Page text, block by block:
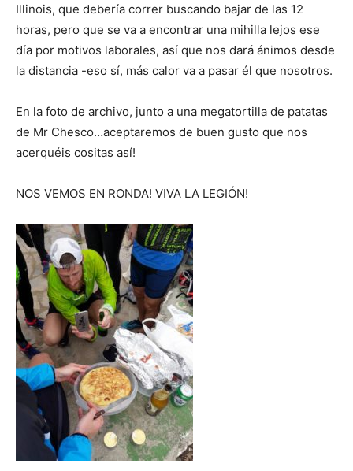
Illinois, que debería correr buscando bajar de las 12
horas, pero que se va a encontrar una mihilla lejos ese
día por motivos laborales, así que nos dará ánimos desde
la distancia -eso sí, más calor va a pasar él que nosotros.
En la foto de archivo, junto a una megatortilla de patatas
de Mr Chesco…aceptaremos de buen gusto que nos
acerquéis cositas así!
NOS VEMOS EN RONDA! VIVA LA LEGIÓN!